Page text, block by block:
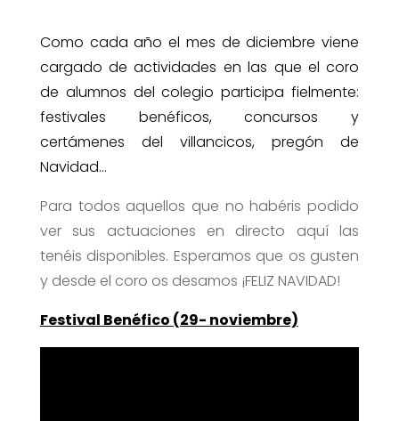
Como cada año el mes de diciembre viene
cargado de actividades en las que el coro
de alumnos del colegio participa fielmente:
festivales benéficos, concursos y
certámenes del villancicos, pregón de
Navidad…
Para todos aquellos que no habéris podido
ver sus actuaciones en directo aquí las
tenéis disponibles. Esperamos que os gusten
y desde el coro os desamos ¡FELIZ NAVIDAD!
Festival Benéfico (29- noviembre)